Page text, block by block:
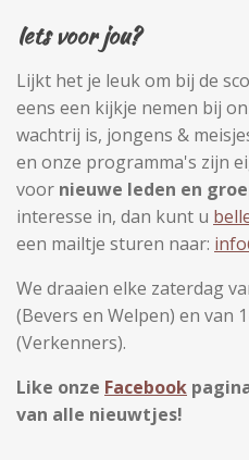
Iets voor jou?
Lijkt het je leuk om bij de
eens een kijkje nemen bij
wachtrij is, jongens &
en onze programma's zijn
voor nieuwe leden en
interesse in, dan kunt u
een mailtje sturen naar:
We draaien elke zaterdag
(Bevers en Welpen) en van
(Verkenners).
Like onze Facebook
van alle nieuwtjes!